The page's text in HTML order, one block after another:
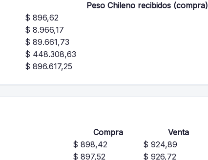
Peso Chileno recibidos (compra)
$ 896,62
$ 8.966,17
$ 89.661,73
$ 448.308,63
$ 896.617,25
Compra Venta
$ 898,42 $ 924,89
$ 897,52 $ 926,72